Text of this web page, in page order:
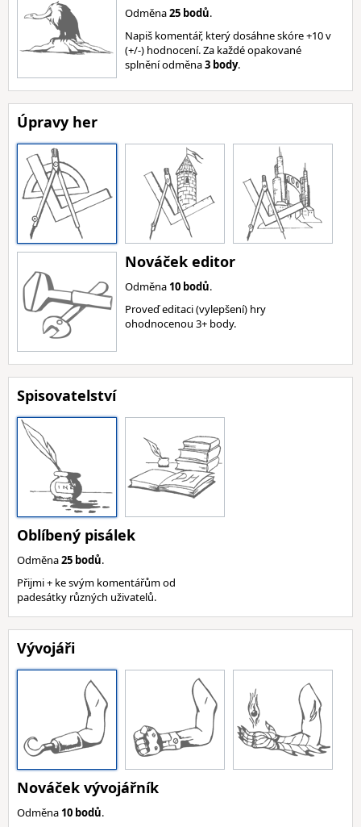
Odměna25 bodů.
Napiš komentář, který dosáhne skóre +10 v
(+/-) hodnocení. Za každé opakované
splnění odměna3 body.
Úpravy her
Nováček editor
Odměna 10 bodů.
Proveď editaci (vylepšení) hry
ohodnocenou 3+ body.
Spisovatelství
Oblíbený pisálek
Odměna25 bodů.
Přijmi + ke svým komentářům od
padesátky různých uživatelů.
Vývojáři
Nováček vývojářník
Odměna 10 bodů.